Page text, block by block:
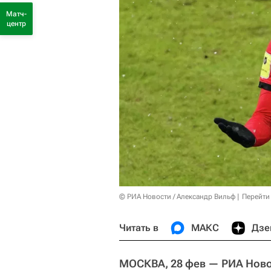
© РИА Новости / Александр Вильф
Читать в МАКС
МОСКВА, 28 фев — РИА
Матч-
центр